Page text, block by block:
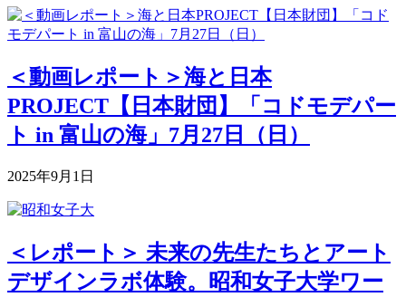
＜動画レポート＞海と日本
PROJECT【日本財団】「コドモデパー
ト in 富山の海」7月27日（日）
2025年9月1日
＜レポート＞ 未来の先生たちとアート
デザインラボ体験。昭和女子大学ワー